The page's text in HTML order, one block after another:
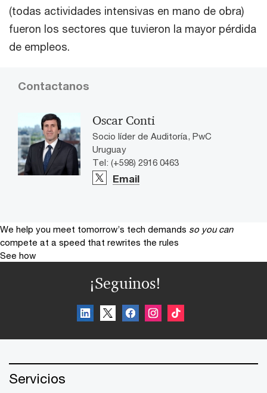
(todas actividades intensivas en mano de obra)
fueron los sectores que tuvieron la mayor pérdida
de empleos.
Contactanos
Oscar Conti
Socio líder de Auditoría, PwC
Uruguay
Tel: (+598) 2916 0463
Email
We help you meet tomorrow’s tech demands so you can
compete at a speed that rewrites the rules
See how
¡Seguinos!
Servicios